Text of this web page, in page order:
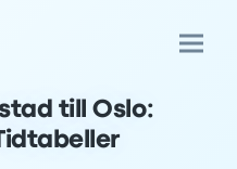
till Oslo: